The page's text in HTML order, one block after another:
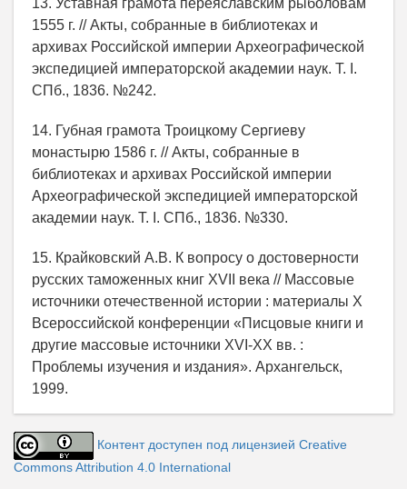
1555 г. // Акты, собранные в библиотеках и
архивах Российской империи Археографической
экспедицией императорской академии наук. Т. I.
СПб., 1836. №242.
14. Губная грамота Троицкому Сергиеву
монастырю 1586 г. // Акты, собранные в
библиотеках и архивах Российской империи
Археографической экспедицией императорской
академии наук. Т. I. СПб., 1836. №330.
15. Крайковский А.В. К вопросу о достоверности
русских таможенных книг XVII века // Массовые
источники отечественной истории : материалы X
Всероссийской конференции «Писцовые книги и
другие массовые источники XVI-XX вв. :
Проблемы изучения и издания». Архангельск,
1999.
Контент доступен под лицензией Creative
Commons Attribution 4.0 International